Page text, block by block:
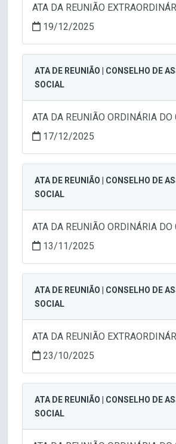
ATA DA REUNIÃO
19/12/2025
ATA DE REUNIÃO | CONSELHO DE
SOCIAL
ATA DA REUNIÃO ORDINÁRIA DO
17/12/2025
ATA DE REUNIÃO | CONSELHO DE
SOCIAL
ATA DA REUNIÃO ORDINÁRIA DO
13/11/2025
ATA DE REUNIÃO | CONSELHO DE
SOCIAL
ATA DA REUNIÃO
23/10/2025
ATA DE REUNIÃO | CONSELHO DE
SOCIAL